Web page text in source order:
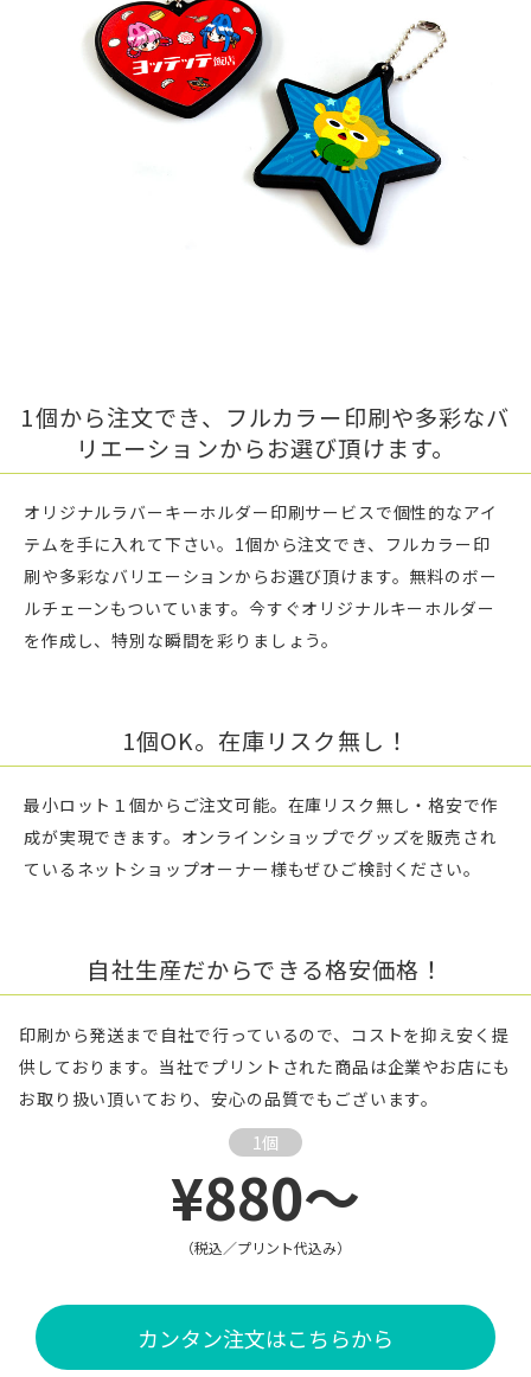
1個から注文でき、フルカラー印刷や多彩なバ
リエーションからお選び頂けます。
オリジナルラバーキーホルダー印刷サービスで個性的なアイ
テムを手に入れて下さい。1個から注文でき、フルカラー印
刷や多彩なバリエーションからお選び頂けます。無料のボー
ルチェーンもついています。今すぐオリジナルキーホルダー
を作成し、特別な瞬間を彩りましょう。
1個OK。在庫リスク無し！
最小ロット１個からご注文可能。在庫リスク無し・格安で作
成が実現できます。オンラインショップでグッズを販売され
ているネットショップオーナー様もぜひご検討ください。
自社生産だからできる格安価格！
印刷から発送まで自社で行っているので、コストを抑え安く提
供しております。当社でプリントされた商品は企業やお店にも
お取り扱い頂いており、安心の品質でもございます。
1個
¥880～
（税込／プリント代込み）
カンタン注文はこちらから